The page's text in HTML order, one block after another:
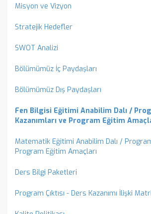
Misyon ve Vizyon
Stratejik Hedefler
SWOT Analizi
Bölümümüz İç Paydaşları
Bölümümüz Dış Paydaşları
Fen Bilgisi Eğitimi Anabilim Dalı /
Kazanımları ve Program Eğitim
Matematik Eğitimi Anabilim Dalı /
Program Eğitim Amaçları
Ders Bilgi Paketleri
Program Çıktısı - Ders Kazanımı İlişki